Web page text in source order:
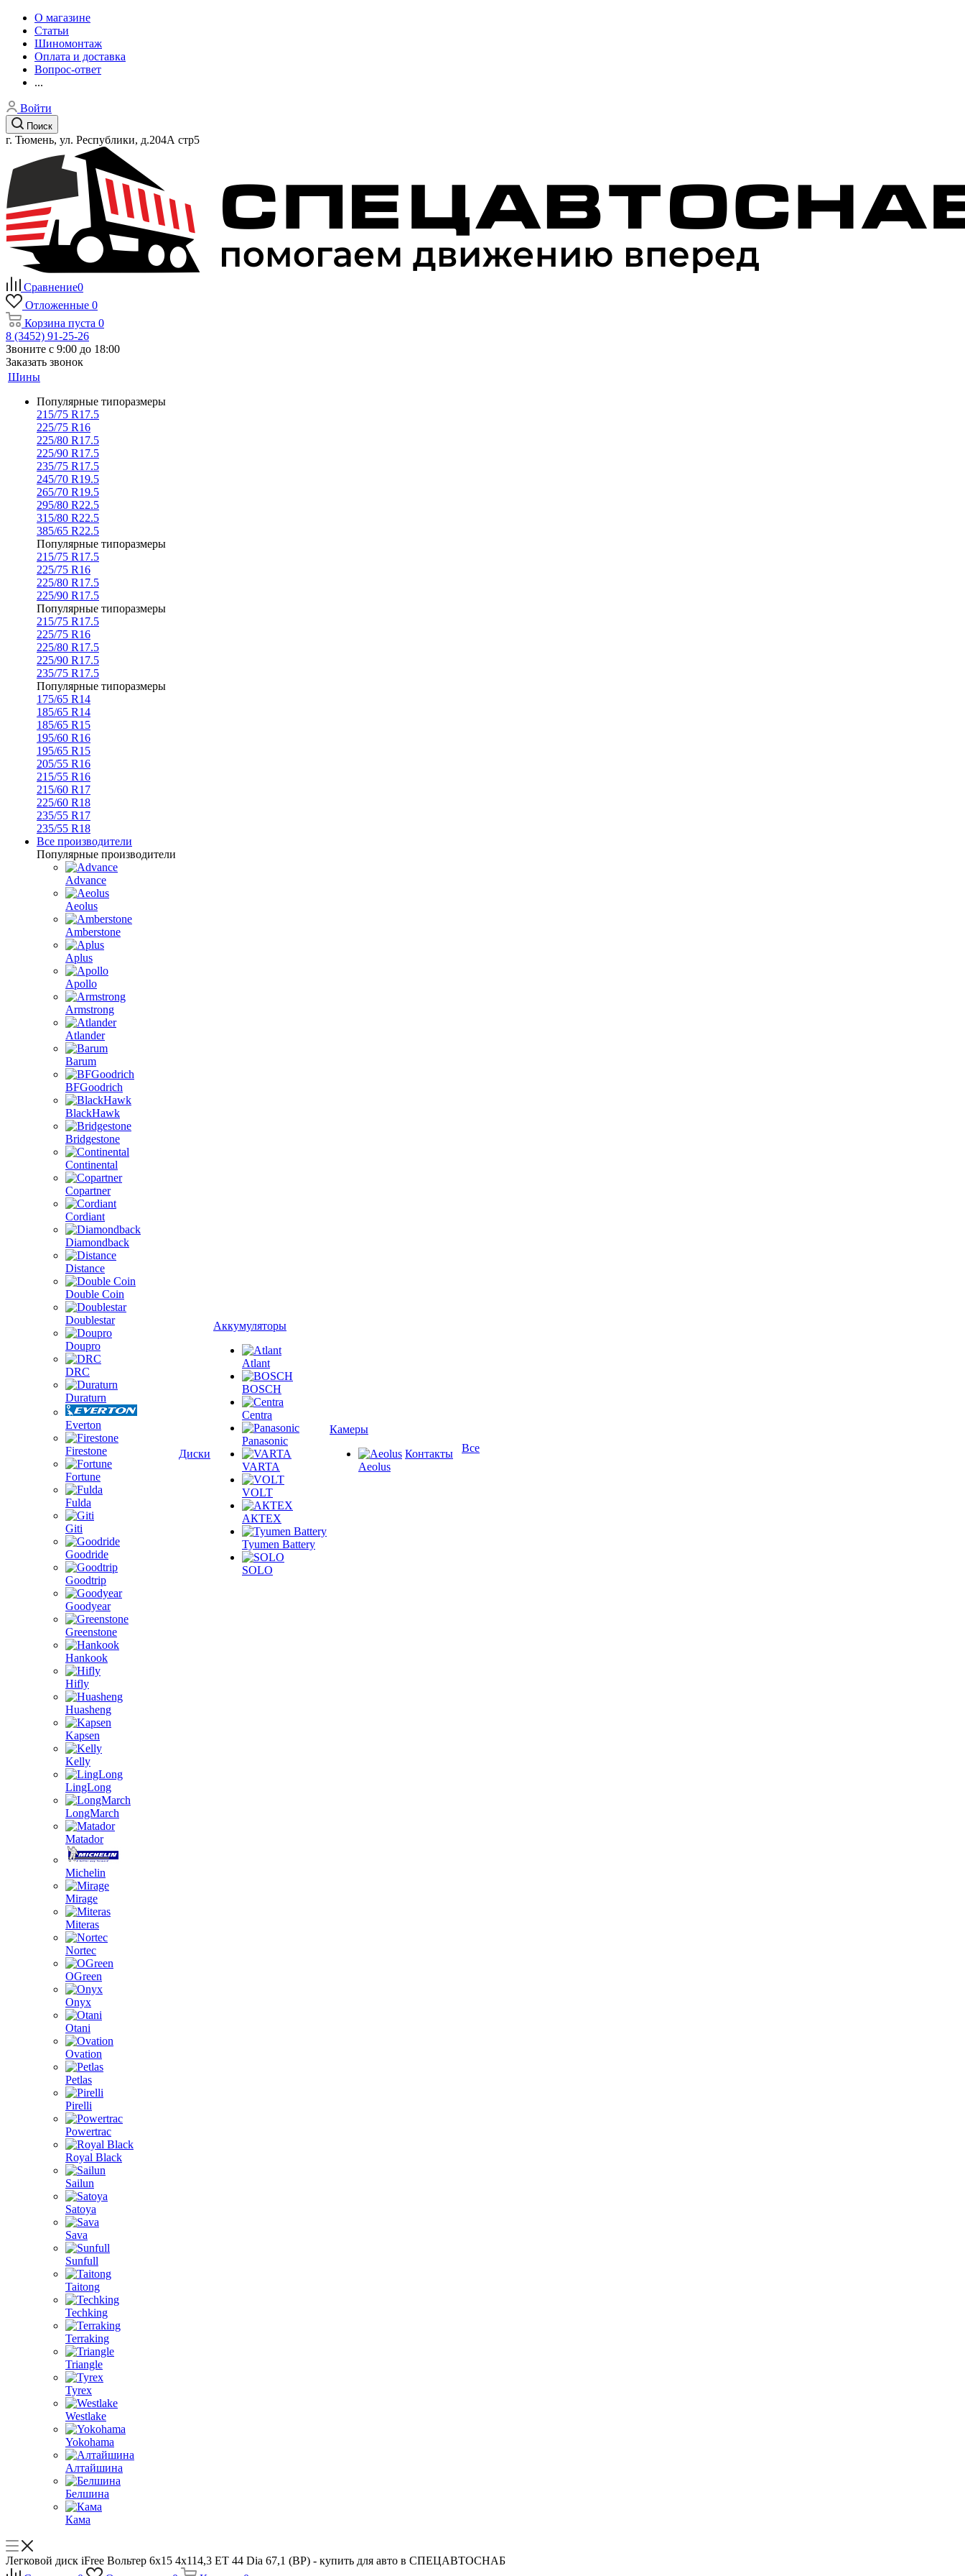
О магазине
Статьи
Шиномонтаж
Оплата и доставка
Вопрос-ответ
...
Войти
Поиск
г. Тюмень, ул. Республики, д.204А стр5
Сравнение0
Отложенные 0
Корзина пуста 0
8 (3452) 91-25-26
Звоните с 9:00 до 18:00
Заказать звонок
Шины
Популярные типоразмеры
215/75 R17.5
225/75 R16
225/80 R17.5
225/90 R17.5
235/75 R17.5
245/70 R19.5
265/70 R19.5
295/80 R22.5
315/80 R22.5
385/65 R22.5
Популярные типоразмеры
215/75 R17.5
225/75 R16
225/80 R17.5
225/90 R17.5
Популярные типоразмеры
215/75 R17.5
225/75 R16
225/80 R17.5
225/90 R17.5
235/75 R17.5
Популярные типоразмеры
175/65 R14
185/65 R14
185/65 R15
195/60 R16
195/65 R15
205/55 R16
215/55 R16
215/60 R17
225/60 R18
235/55 R17
235/55 R18
Все производители
Популярные производители
Advance
Aeolus
Amberstone
Aplus
Apollo
Armstrong
Atlander
Barum
BFGoodrich
BlackHawk
Bridgestone
Continental
Copartner
Cordiant
Diamondback
Distance
Double Coin
Doublestar
Doupro
DRC
Duraturn
Everton
Firestone
Fortune
Fulda
Giti
Goodride
Goodtrip
Goodyear
Greenstone
Hankook
Hifly
Huasheng
Kapsen
Kelly
LingLong
LongMarch
Matador
Michelin
Mirage
Miteras
Nortec
OGreen
Onyx
Otani
Ovation
Petlas
Pirelli
Powertrac
Royal Black
Sailun
Satoya
Sava
Sunfull
Taitong
Techking
Terraking
Triangle
Tyrex
Westlake
Yokohama
Алтайшина
Белшина
Кама
Диски
Аккумуляторы
Atlant
BOSCH
Centra
Panasonic
VARTA
VOLT
АКТЕХ
Tyumen Battery
SOLO
Камеры
Aeolus
Контакты Все
Легковой диск iFree Вольтер 6x15 4x114,3 ET 44 Dia 67,1 (BP) - купить для авто в СПЕЦАВТОСНАБ